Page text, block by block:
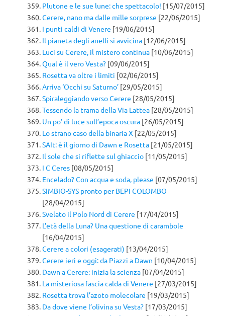
Plutone e le sue lune: che spettacolo! [15/07/2015]
Cerere, nano ma dalle mille sorprese [22/06/2015]
I punti caldi di Venere [19/06/2015]
Il pianeta degli anelli si avvicina [12/06/2015]
Luci su Cerere, il mistero continua [10/06/2015]
Qual è il vero Vesta? [09/06/2015]
Rosetta va oltre i limiti [02/06/2015]
Arriva ‘Occhi su Saturno’ [29/05/2015]
Spiraleggiando verso Cerere [28/05/2015]
Tessendo la trama della Via Lattea [28/05/2015]
Un po’ di luce sull’epoca oscura [26/05/2015]
Lo strano caso della binaria X [22/05/2015]
SAIt: è il giorno di Dawn e Rosetta [21/05/2015]
Il sole che si riflette sul ghiaccio [11/05/2015]
I C Ceres [08/05/2015]
Encelado? Con acqua e soda, please [07/05/2015]
SIMBIO-SYS pronto per BEPI COLOMBO
[28/04/2015]
Svelato il Polo Nord di Cerere [17/04/2015]
L’età della Luna? Una questione di carambole
[16/04/2015]
Cerere a colori (esagerati) [13/04/2015]
Cerere ieri e oggi: da Piazzi a Dawn [10/04/2015]
Dawn a Cerere: inizia la scienza [07/04/2015]
La misteriosa fascia calda di Venere [27/03/2015]
Rosetta trova l’azoto molecolare [19/03/2015]
Da dove viene l’olivina su Vesta? [17/03/2015]